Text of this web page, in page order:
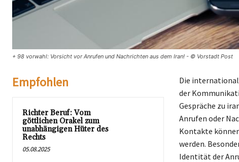
+ 98 vorwahl: Vorsicht vor Anrufen und Nachrichten aus dem Iran! - © Vorstadt Post
Empfohlen
Richter Beruf: Vom
göttlichen Orakel zum
unabhängigen Hüter des
Rechts
05.08.2025
Die
der
Gespräche zu
Anrufen oder
Kontakte
werden.
Identität der